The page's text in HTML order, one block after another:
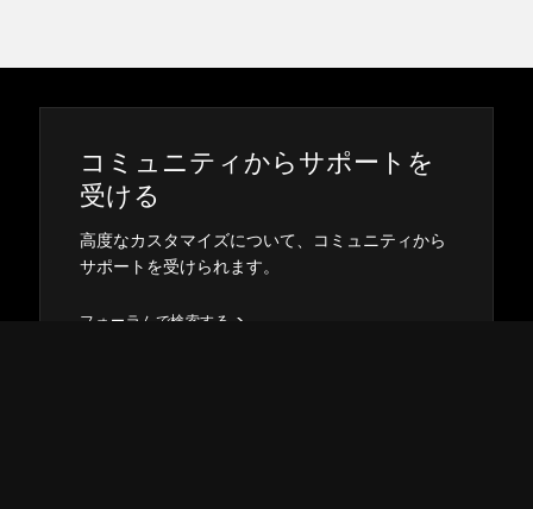
コミ⁠ュニテ⁠ィからサポ⁠ートを
受ける
高度なカスタマイズについて⁠、コミ⁠ュニテ⁠ィから
サポ⁠ートを受けられます⁠。
フ⁠ォ⁠ーラムで検索する →
→